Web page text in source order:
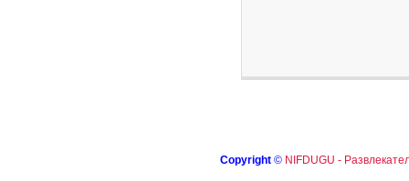
Copyright © NIFDUGU -